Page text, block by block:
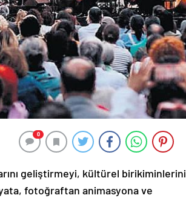
0
geliştirmeyi, kültürel birikiminlerini
fotoğraftan animasyona ve